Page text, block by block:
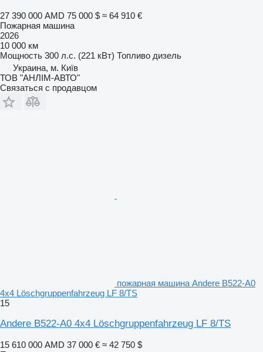
27 390 000 AMD 75 000 $ ≈ 64 910 €
Пожарная машина
2026
10 000 км
Мощность 300 л.с. (221 кВт) Топливо дизель
Украина, м. Київ
ТОВ "АНЛІМ-АВТО"
Связаться с продавцом
пожарная машина Andere B522-A0
4x4 Löschgruppenfahrzeug LF 8/TS
15
Andere B522-A0 4x4 Löschgruppenfahrzeug LF 8/TS
15 610 000 AMD 37 000 € ≈ 42 750 $